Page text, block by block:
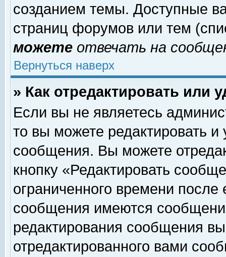
созданием темы. Доступные
страниц форумов или тем
можете отвечать на
Вернуться наверх
» Как отредактировать или
Если вы не являетесь
то вы можете редактировать и
сообщения. Вы можете
кнопку «Редактировать
ограниченного времени
сообщения имеются
редактирования сообщения
отредактированного вами